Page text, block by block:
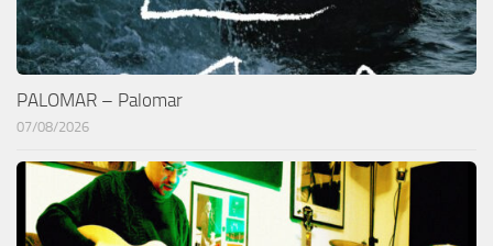
PALOMAR – Palomar
07/08/2026